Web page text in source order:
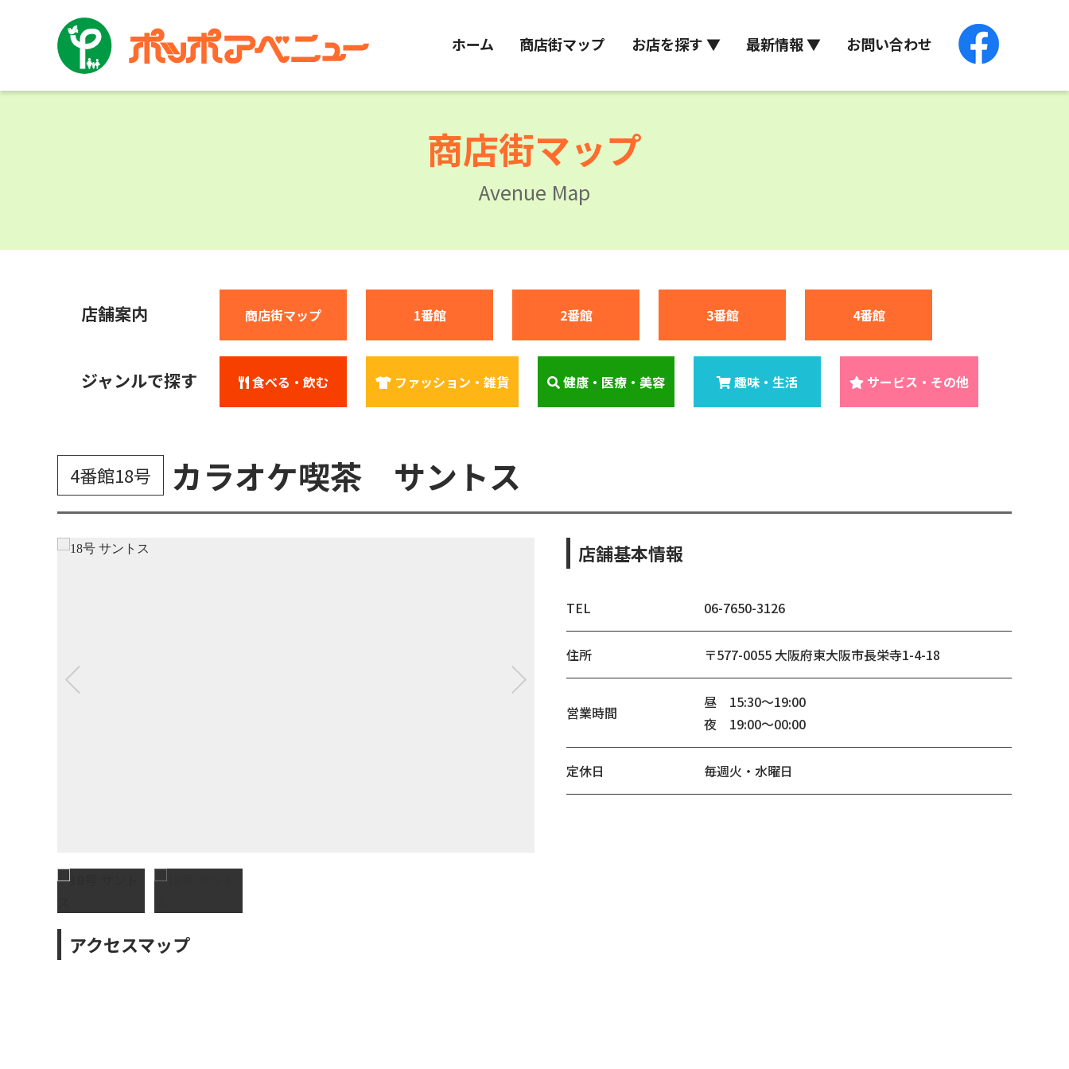
ホーム 商店街マップ お店を探す ▼ 最新情報 ▼ お問い合わせ
商店街マップ
Avenue Map
店舗案内 商店街マップ 1番館 2番館 3番館 4番館
ジャンルで探す 食べる・飲む ファッション・雑貨 健康・医療・美容 趣味・生活 サービス・その他
4番館18号 カラオケ喫茶 サントス
店舗基本情報
TEL 06-7650-3126
住所 〒577-0055 大阪府東大阪市長栄寺1-4-18
営業時間
昼 15:30～19:00
夜 19:00～00:00
定休日 毎週火・水曜日
アクセスマップ